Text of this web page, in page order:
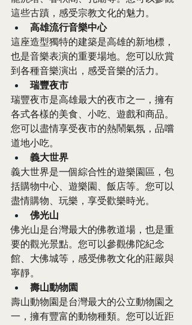
這些古蹟，感受宗教文化的魅力。
高雄流行音樂中心
這座造型獨特的建築是高雄的新地標，
也是音樂表演的重要場地。您可以欣賞
到各種音樂演出，感受音樂的活力。
瑞豐夜市
瑞豐夜市是高雄最大的夜市之一，擁有
各式各樣的美食、小吃、遊戲和商品。
您可以盡情享受夜市的熱鬧氣氛，品嚐
道地小吃。
義大世界
義大世界是一個綜合性的遊樂園區，包
括購物中心、遊樂園、飯店等。您可以
盡情購物、玩樂，享受歡樂時光。
佛光山
佛光山是台灣最大的佛教道場，也是重
要的觀光景點。您可以參觀佛陀紀念
館、大佛城等，感受佛教文化的莊嚴與
寧靜。
壽山動物園
壽山動物園是台灣最大的公立動物園之
一，擁有豐富的動物種類。您可以近距